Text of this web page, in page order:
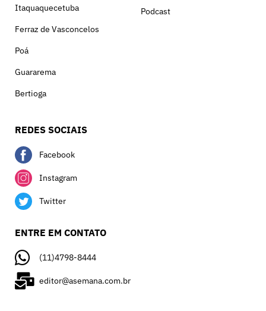
Itaquaquecetuba
Ferraz de Vasconcelos
Poá
Guararema
Bertioga
Podcast
REDES SOCIAIS
Facebook
Instagram
Twitter
ENTRE EM CONTATO
(11)4798-8444
editor@asemana.com.br